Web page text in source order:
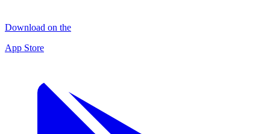
Download on the
App Store